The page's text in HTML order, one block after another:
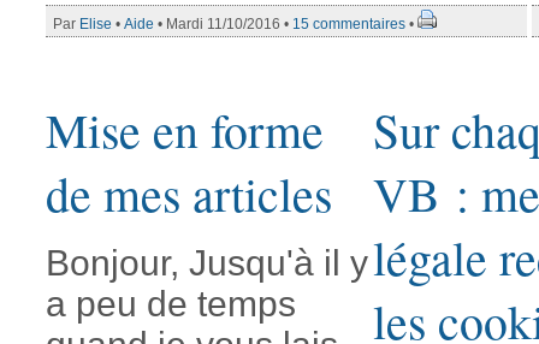
Par Elise • Aide • Mardi 11/10/2016 • 15 commentaires •
Mise en forme
de mes articles
Bonjour, Jusqu'à il y
a peu de temps
Sur
VB :
légale
les